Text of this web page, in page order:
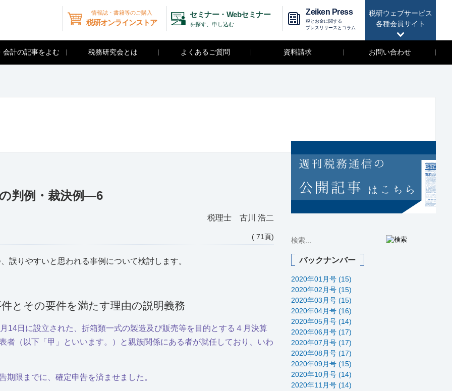
税研ウェブサービス
各種会員サイト
情報誌・書籍等のご購入
税研オンラインストア
セミナー・Webセミナー
を探す、申し込む
Zeiken Press
税とお金に関する
プレスリリースとコラム
会計の記事をよむ 税務研究会とは よくあるご質問 資料請求 お問い合わせ
判例・裁決例―6
税理士 古川 浩二
( 71頁)
誤りやすいと思われる事例について検討します。
とその要件を満たす理由の説明義務
14日に設立された、折箱類一式の製造及び販売等を目的とする４月決算
者（以下「甲」といいます。）と親族関係にある者が就任しており、いわ
期限までに、確定申告を済ませました。
バックナンバー
2020年01月号 (15)
2020年02月号 (15)
2020年03月号 (15)
2020年04月号 (16)
2020年05月号 (14)
2020年06月号 (17)
2020年07月号 (17)
2020年08月号 (17)
2020年09月号 (15)
2020年10月号 (14)
2020年11月号 (14)